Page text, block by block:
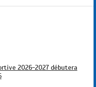
2026-2027 débutera